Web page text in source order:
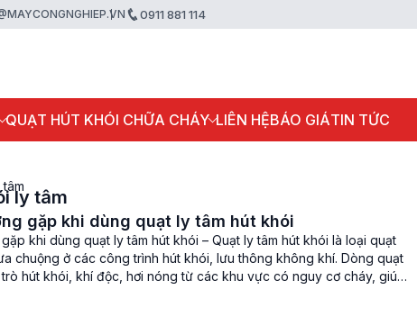
0911 881 114
QUẠT HÚT KHÓI CHỮA CHÁY LIÊN HỆBÁO GIÁTIN TỨC
ly tâm
gặp khi dùng quạt ly tâm hút khói
khi dùng quạt ly tâm hút khói – Quạt ly tâm hút khói là loại quạt
chuộng ở các công trình hút khói, lưu thông không khí. Dòng quạt
hút khói, khí độc, hơi nóng từ các khu vực có nguy cơ cháy, giúp